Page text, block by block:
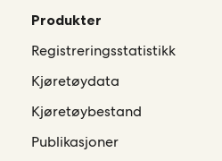
Produkter
Registreringsstatistikk
Kjøretøydata
Kjøretøybestand
Publikasjoner